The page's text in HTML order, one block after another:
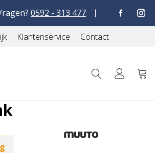
9 1.024 reviews
0592 - 313 477
Klantenservice Contact